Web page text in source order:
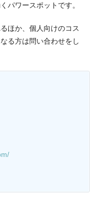
パワースポットです。
ほか、個人向けのコス
る方は問い合わせをし